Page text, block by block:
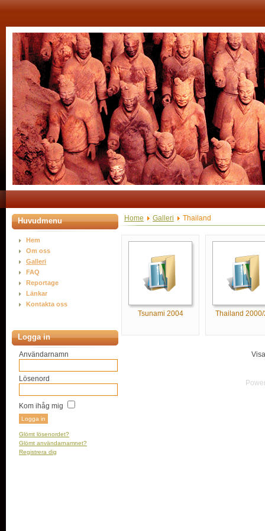
Huvudmenu
Hem
Om oss
Galleri
FAQ
Reportage
Länkar
Kontakta oss
Logga in
Användarnamn
Lösenord
Kom ihåg mig
Glömt lösenordet?
Glömt användarnamnet?
Registrera dig
Home Galleri Thailand
Tsunami 2004 Thailand 2000/